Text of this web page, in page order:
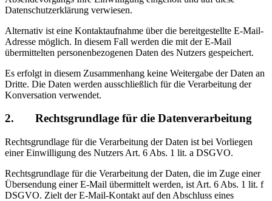
Datenschutzerklärung verwiesen.
Alternativ ist eine Kontaktaufnahme über die bereitgestellte E-Mail-
Adresse möglich. In diesem Fall werden die mit der E-Mail
übermittelten personenbezogenen Daten des Nutzers gespeichert.
Es erfolgt in diesem Zusammenhang keine Weitergabe der Daten an
Dritte. Die Daten werden ausschließlich für die Verarbeitung der
Konversation verwendet.
2. Rechtsgrundlage für die Datenverarbeitung
Rechtsgrundlage für die Verarbeitung der Daten ist bei Vorliegen
einer Einwilligung des Nutzers Art. 6 Abs. 1 lit. a DSGVO.
Rechtsgrundlage für die Verarbeitung der Daten, die im Zuge einer
Übersendung einer E-Mail übermittelt werden, ist Art. 6 Abs. 1 lit. f
DSGVO. Zielt der E-Mail-Kontakt auf den Abschluss eines